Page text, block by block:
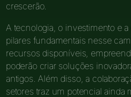
crescerão.
A tecnologia, o investimento e
pilares fundamentais nesse
recursos disponíveis,
poderão criar soluções
antigos. Além disso, a
setores traz um potencial ainda